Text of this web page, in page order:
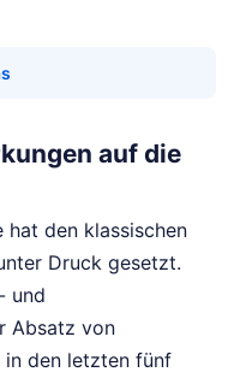
auf die
den klassischen
Druck gesetzt.
und
Absatz von
in den letzten fünf